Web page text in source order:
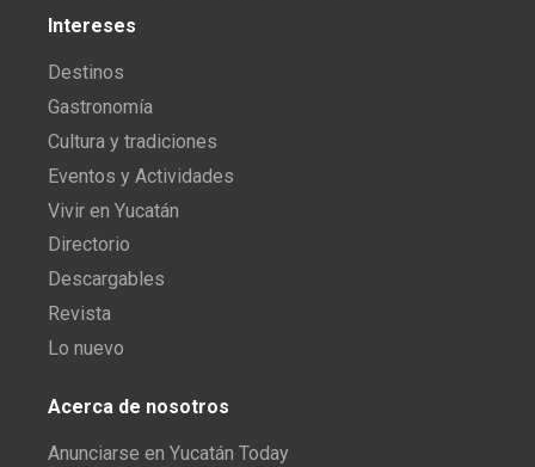
Intereses
Destinos
Gastronomía
Cultura y tradiciones
Eventos y Actividades
Vivir en Yucatán
Directorio
Descargables
Revista
Lo nuevo
Acerca de nosotros
Anunciarse en Yucatán Today